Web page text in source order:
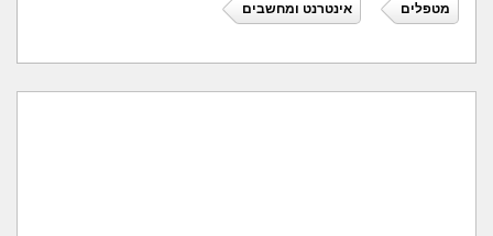
מטפלים אינטרנט ומחשבים